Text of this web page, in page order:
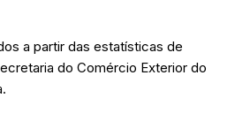
a partir das estatísticas de
do Comércio Exterior do